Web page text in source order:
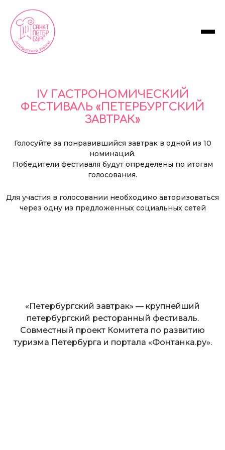
IV ГАСТРОНОМИЧЕСКИЙ
ФЕСТИВАЛЬ «ПЕТЕРБУРГСКИЙ
ЗАВТРАК»
Голосуйте за понравившийся завтрак в одной из 10
номинаций.
Победители фестиваля будут определены по итогам
голосования.
Для участия в голосовании необходимо авторизоваться
через одну из предложенных социальных сетей
«Петербургский завтрак» — крупнейший
петербургский ресторанный фестиваль.
Совместный проект Комитета по развитию
туризма Петербурга и портала «Фонтанка.ру».